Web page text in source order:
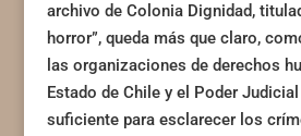
archivo de Colonia Dignidad,
horror”, queda más que claro,
las organizaciones de derechos
Estado de Chile y el Poder
suficiente para esclarecer los